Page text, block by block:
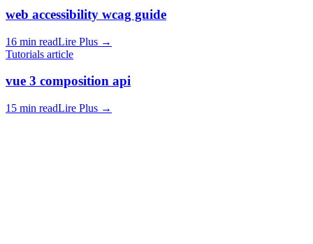
web accessibility wcag guide
16 min readLire Plus →
Tutorials article
vue 3 composition api
15 min readLire Plus →